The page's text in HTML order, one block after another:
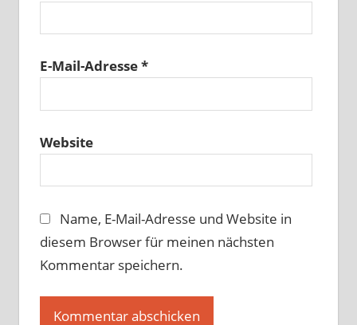
E-Mail-Adresse*
Website
Name, E-Mail-Adresse und Website in
diesem Browser für meinen nächsten
Kommentar speichern.